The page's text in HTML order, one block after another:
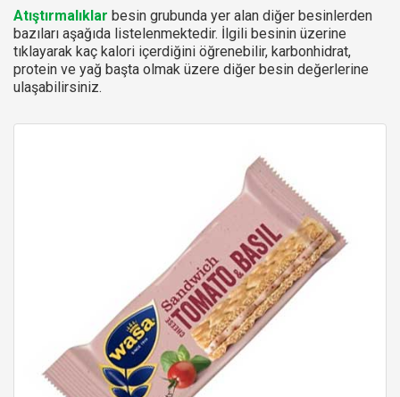
Atıştırmalıklar besin grubunda yer alan diğer besinlerden
bazıları aşağıda listelenmektedir. İlgili besinin üzerine
tıklayarak kaç kalori içerdiğini öğrenebilir, karbonhidrat,
protein ve yağ başta olmak üzere diğer besin değerlerine
ulaşabilirsiniz.